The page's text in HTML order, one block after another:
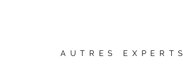
AUTRES EXPERTS